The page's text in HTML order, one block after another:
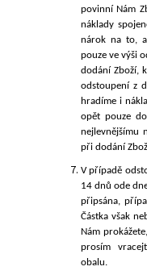
povinní Nám
náklady
nárok na to,
pouze ve výši
dodání Zboží,
odstoupení z
hradíme i
opět pouze
nejlevnějšímu
při dodání
V případě
14 dnů ode
připsána,
Částka však
Nám
prosím
obalu.